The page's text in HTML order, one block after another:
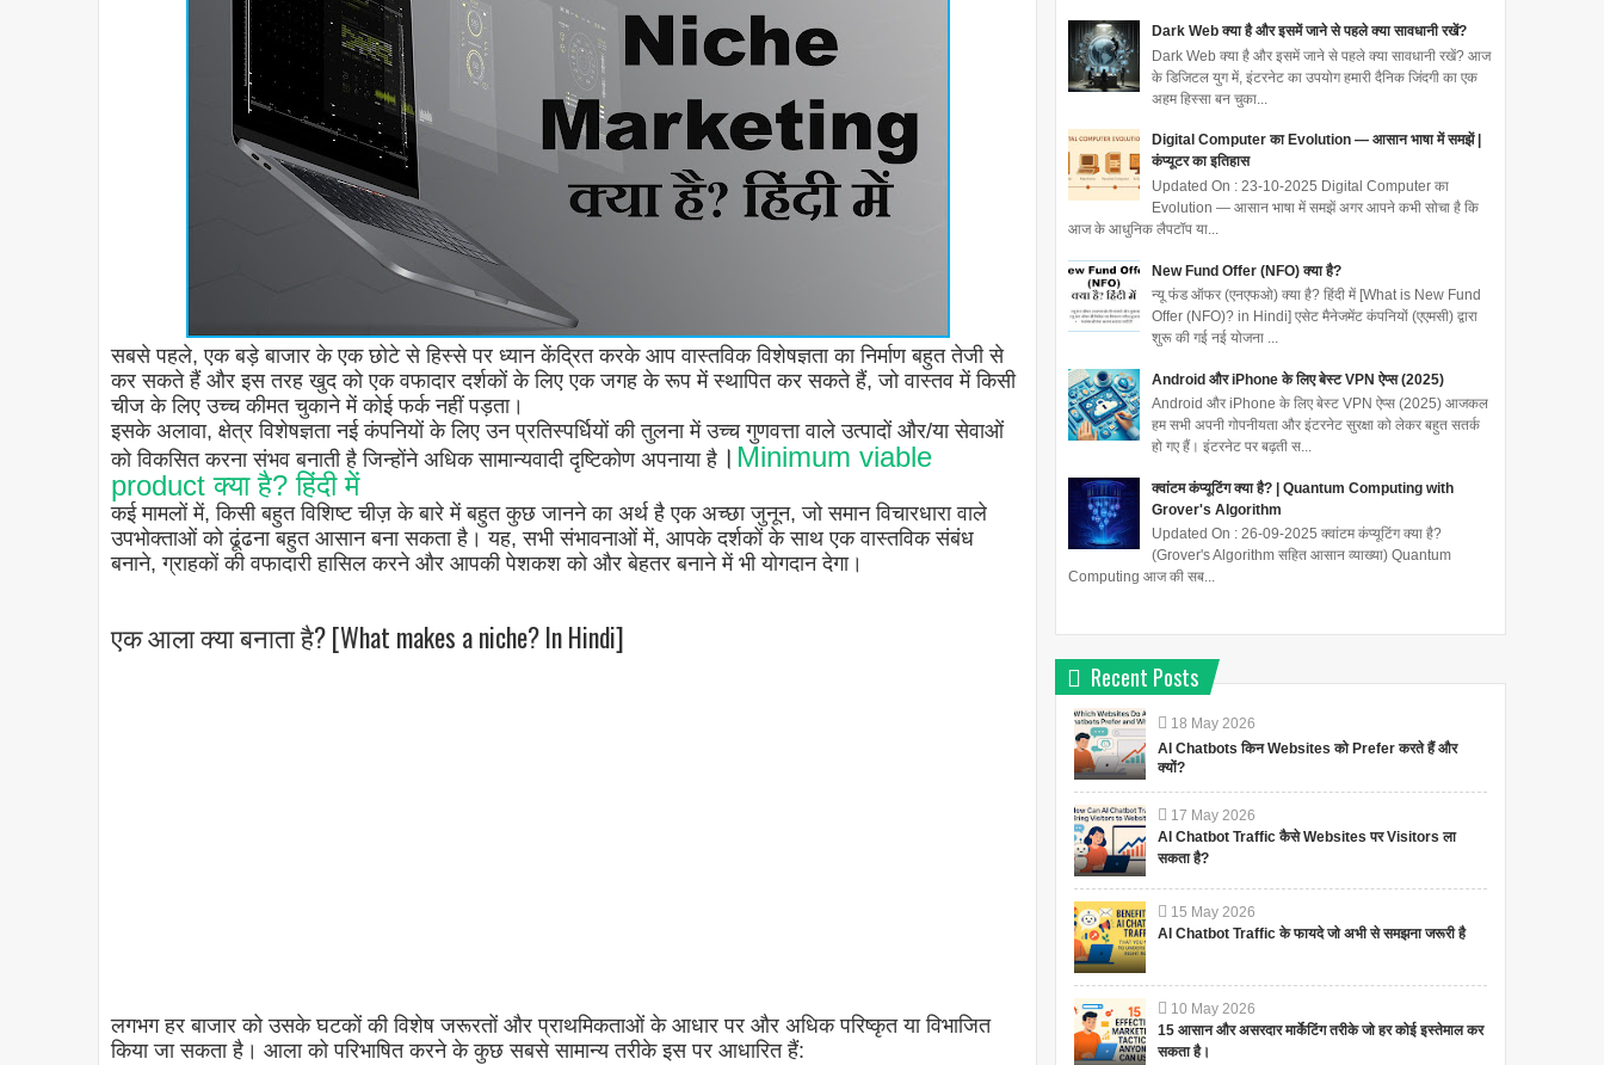
सबसे पहले, एक बड़े बाजार के एक छोटे से हिस्से पर ध्यान केंद्रित करके आप वास्तविक विशेषज्ञता का निर्माण बहुत तेजी से
कर सकते हैं और इस तरह खुद को एक वफादार दर्शकों के लिए एक जगह के रूप में स्थापित कर सकते हैं, जो वास्तव में किसी
चीज के लिए उच्च कीमत चुकाने में कोई फर्क नहीं पड़ता।
इसके अलावा, क्षेत्र विशेषज्ञता नई कंपनियों के लिए उन प्रतिस्पर्धियों की तुलना में उच्च गुणवत्ता वाले उत्पादों और/या सेवाओं
को विकसित करना संभव बनाती है जिन्होंने अधिक सामान्यवादी दृष्टिकोण अपनाया है । Minimum viable
product क्या है? हिंदी में
कई मामलों में, किसी बहुत विशिष्ट चीज़ के बारे में बहुत कुछ जानने का अर्थ है एक अच्छा जुनून, जो समान विचारधारा वाले
उपभोक्ताओं को ढूंढना बहुत आसान बना सकता है। यह, सभी संभावनाओं में, आपके दर्शकों के साथ एक वास्तविक संबंध
बनाने, ग्राहकों की वफादारी हासिल करने और आपकी पेशकश को और बेहतर बनाने में भी योगदान देगा।
एक आला क्या बनाता है? [What makes a niche? In Hindi]
लगभग हर बाजार को उसके घटकों की विशेष जरूरतों और प्राथमिकताओं के आधार पर और अधिक परिष्कृत या विभाजित
किया जा सकता है। आला को परिभाषित करने के कुछ सबसे सामान्य तरीके इस पर आधारित हैं:
Dark Web क्या है और इसमें जाने से पहले क्या सावधानी रखें?
Dark Web क्या है और इसमें जाने से पहले क्या सावधानी रखें? आज
के डिजिटल युग में, इंटरनेट का उपयोग हमारी दैनिक जिंदगी का एक
अहम हिस्सा बन चुका...
Digital Computer का Evolution — आसान भाषा में समझें |
कंप्यूटर का इतिहास
Updated On : 23-10-2025 Digital Computer का
Evolution — आसान भाषा में समझें अगर आपने कभी सोचा है कि
आज के आधुनिक लैपटॉप या...
New Fund Offer (NFO) क्या है?
न्यू फंड ऑफर (एनएफओ) क्या है? हिंदी में [What is New Fund
Offer (NFO)? in Hindi] एसेट मैनेजमेंट कंपनियों (एएमसी) द्वारा
शुरू की गई नई योजना ...
Android और iPhone के लिए बेस्ट VPN ऐप्स (2025)
Android और iPhone के लिए बेस्ट VPN ऐप्स (2025) आजकल
हम सभी अपनी गोपनीयता और इंटरनेट सुरक्षा को लेकर बहुत सतर्क
हो गए हैं। इंटरनेट पर बढ़ती स...
क्वांटम कंप्यूटिंग क्या है? | Quantum Computing with
Grover's Algorithm
Updated On : 26-09-2025 क्वांटम कंप्यूटिंग क्या है?
(Grover's Algorithm सहित आसान व्याख्या) Quantum
Computing आज की सब...
Recent Posts
18 May 2026
AI Chatbots किन Websites को Prefer करते हैं और
क्यों?
17 May 2026
AI Chatbot Traffic कैसे Websites पर Visitors ला
सकता है?
15 May 2026
AI Chatbot Traffic के फायदे जो अभी से समझना जरूरी है
10 May 2026
15 आसान और असरदार मार्केटिंग तरीके जो हर कोई इस्तेमाल कर
सकता है।